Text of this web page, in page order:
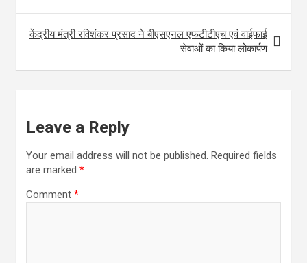
p
केंद्रीय मंत्री रविशंकर प्रसाद ने बीएसएनल एफटीटीएच एवं वाईफाई
सेवाओं का किया लोकार्पण
Leave a Reply
Your email address will not be published. Required fields
are marked *
Comment *